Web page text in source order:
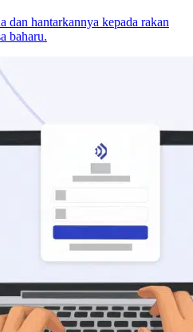
dan hantarkannya kepada rakan
baharu.